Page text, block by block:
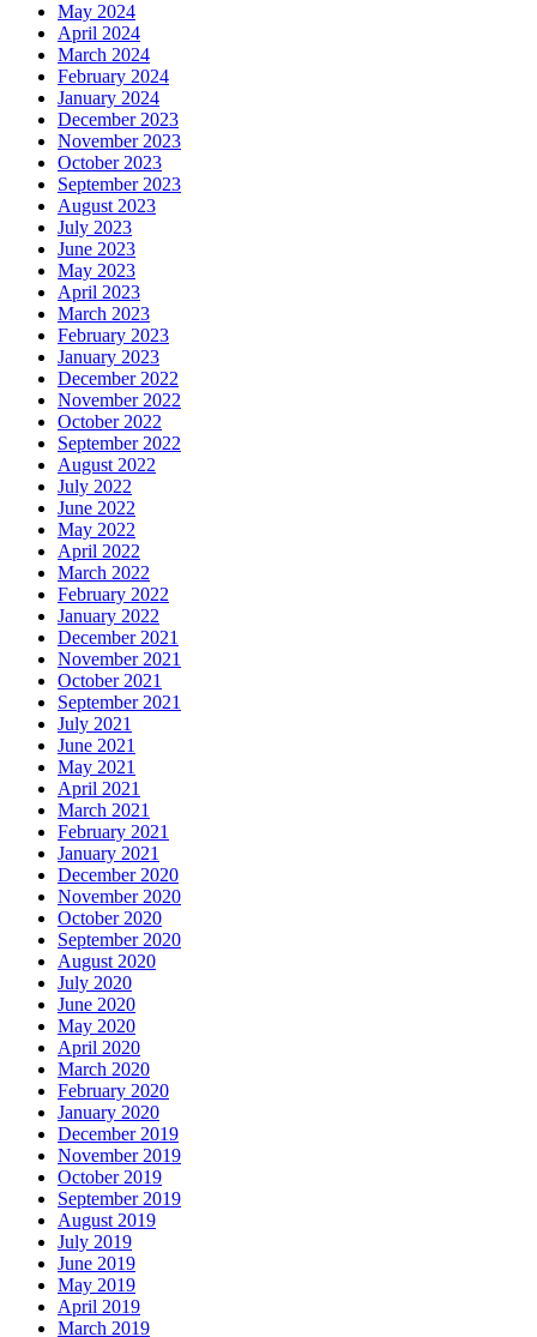
May 2024
April 2024
March 2024
February 2024
January 2024
December 2023
November 2023
October 2023
September 2023
August 2023
July 2023
June 2023
May 2023
April 2023
March 2023
February 2023
January 2023
December 2022
November 2022
October 2022
September 2022
August 2022
July 2022
June 2022
May 2022
April 2022
March 2022
February 2022
January 2022
December 2021
November 2021
October 2021
September 2021
July 2021
June 2021
May 2021
April 2021
March 2021
February 2021
January 2021
December 2020
November 2020
October 2020
September 2020
August 2020
July 2020
June 2020
May 2020
April 2020
March 2020
February 2020
January 2020
December 2019
November 2019
October 2019
September 2019
August 2019
July 2019
June 2019
May 2019
April 2019
March 2019